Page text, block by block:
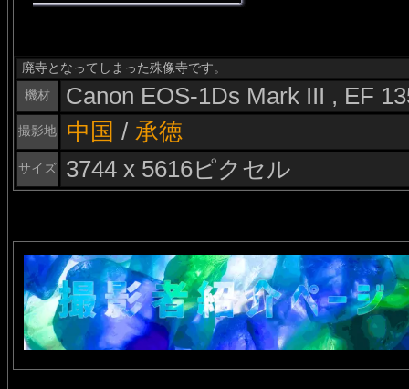
廃寺となってしまった殊像寺です。
機材
Canon EOS-1Ds Mark III , EF
撮影地 中国 / 承徳
サイズ 3744 x 5616ピクセル